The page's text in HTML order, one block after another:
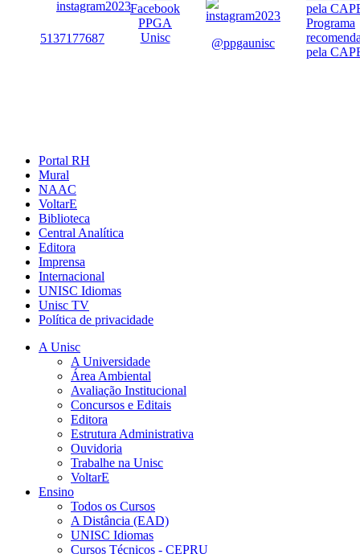
5137177687
Facebook
PPGA
Unisc
@ppgaunisc
Programa
pela
Portal RH
Mural
NAAC
VoltarE
Biblioteca
Central Analítica
Editora
Imprensa
Internacional
UNISC Idiomas
Unisc TV
Política de privacidade
A Unisc
A Universidade
Área Ambiental
Avaliação Institucional
Concursos e Editais
Editora
Estrutura Administrativa
Ouvidoria
Trabalhe na Unisc
VoltarE
Ensino
Todos os Cursos
A Distância (EAD)
UNISC Idiomas
Cursos Técnicos - CEPRU